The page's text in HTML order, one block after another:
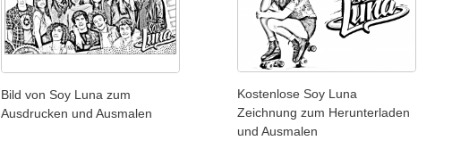
Bild von Soy Luna zum
Ausdrucken und Ausmalen
Kostenlose Soy Luna
Zeichnung zum Herunterladen
und Ausmalen